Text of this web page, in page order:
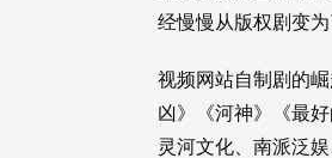
经慢慢从版权剧变
视频网站自制剧的
凶》《河神》《最
灵河文化、南派泛